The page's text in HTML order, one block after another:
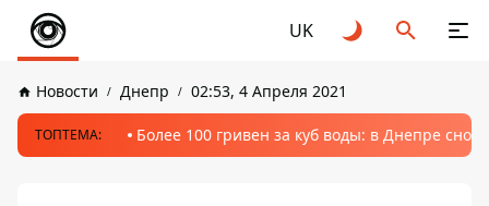
UK
Новости Днепр 02:53, 4 Апреля 2021
ТОПТЕМА: Более 100 гривен за куб воды: в Днепре